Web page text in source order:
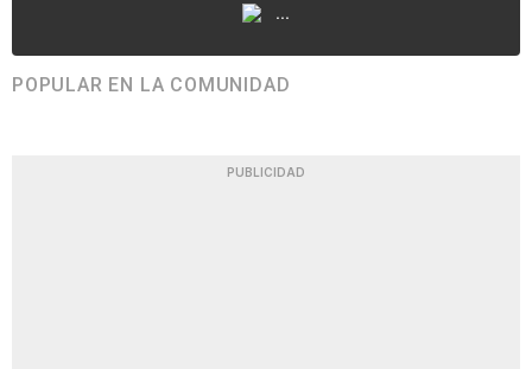
...
POPULAR EN LA COMUNIDAD
PUBLICIDAD